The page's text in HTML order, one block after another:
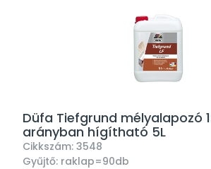
Düfa Tiefgrund mélyalapozó
arányban hígítható 5L
Cikkszám: 3548
Gyűjtő: raklap=90db